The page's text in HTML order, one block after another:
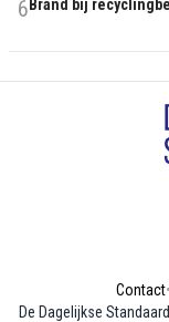
6 Brand bij
Contact•
De Dagelijkse